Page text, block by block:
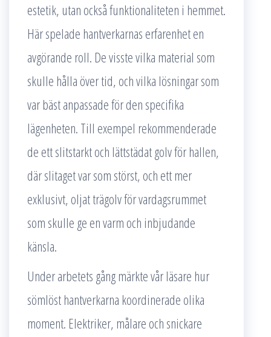
estetik, utan också funktionaliteten i hemmet.
Här spelade hantverkarnas erfarenhet en
avgörande roll. De visste vilka material som
skulle hålla över tid, och vilka lösningar som
var bäst anpassade för den specifika
lägenheten. Till exempel rekommenderade
de ett slitstarkt och lättstädat golv för hallen,
där slitaget var som störst, och ett mer
exklusivt, oljat trägolv för vardagsrummet
som skulle ge en varm och inbjudande
känsla.
Under arbetets gång märkte vår läsare hur
sömlöst hantverkarna koordinerade olika
moment. Elektriker, målare och snickare